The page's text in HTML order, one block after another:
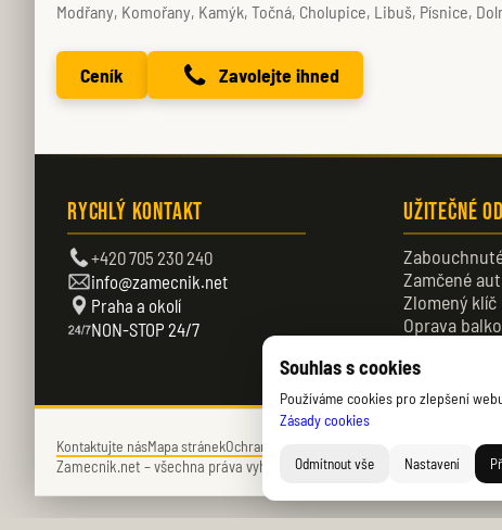
Modřany, Komořany, Kamýk, Točná, Cholupice, Libuš, Písnice,
Ceník Zavolejte ihned
Rychlý kontakt
+420 705 230 240
info@zamecnik.net
Praha a okolí
NON-STOP 24/7
Užitečné
Zamčené
Zlomený klíč
Oprava
Kontaktujte násMapa stránekOchrana soukromí
Zamecnik.net –všechna práva vyhrazena – © 2026 – Daniel Němec.
Souhlas s cookies
Používáme cookies pro zlepšení
Zásady cookies
Odmítnout vše Nastavení